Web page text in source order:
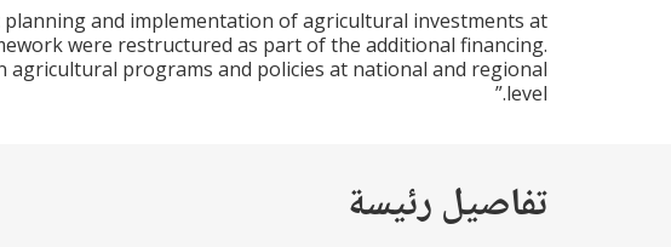
and implementation of agricultural investments at
were restructured as part of the additional financing.
agricultural programs and policies at national and regional
level.”
تفاصيل رئيسة